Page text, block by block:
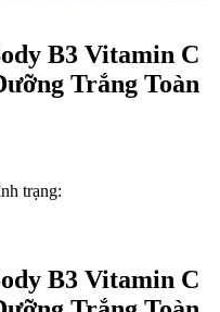
B3 Vitamin C
Trắng Toàn
trạng:
B3 Vitamin C